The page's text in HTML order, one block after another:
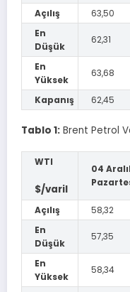
Açılış 63,50
En
Düşük
62,31
En
Yüksek
63,68
Kapanış 62,45
Tablo 1: Brent Petrol
WTI
$/varil
04
Açılış 58,32
En
Düşük
57,35
En
Yüksek
58,34